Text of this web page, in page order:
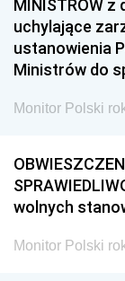
MINISTRÓW z
uchylające
ustanowienia
Ministrów do
Monitor Polski
wolnych
Monitor Polski